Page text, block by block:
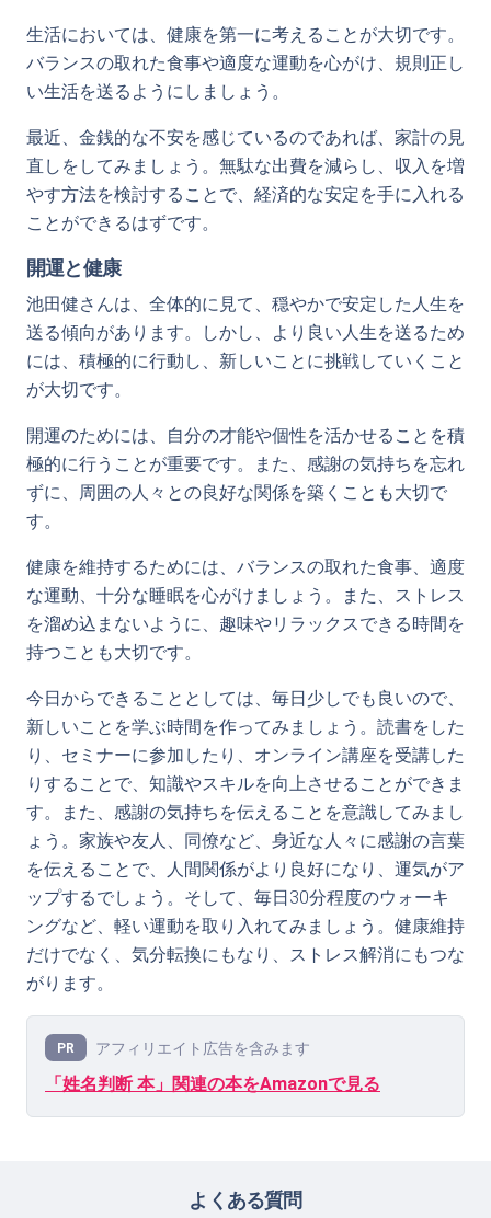
生活においては、健康を第一に考えることが大切です。
バランスの取れた食事や適度な運動を心がけ、規則正し
い生活を送るようにしましょう。
最近、金銭的な不安を感じているのであれば、家計の見
直しをしてみましょう。無駄な出費を減らし、収入を増
やす方法を検討することで、経済的な安定を手に入れる
ことができるはずです。
開運と健康
池田健さんは、全体的に見て、穏やかで安定した人生を
送る傾向があります。しかし、より良い人生を送るため
には、積極的に行動し、新しいことに挑戦していくこと
が大切です。
開運のためには、自分の才能や個性を活かせることを積
極的に行うことが重要です。また、感謝の気持ちを忘れ
ずに、周囲の人々との良好な関係を築くことも大切で
す。
健康を維持するためには、バランスの取れた食事、適度
な運動、十分な睡眠を心がけましょう。また、ストレス
を溜め込まないように、趣味やリラックスできる時間を
持つことも大切です。
今日からできることとしては、毎日少しでも良いので、
新しいことを学ぶ時間を作ってみましょう。読書をした
り、セミナーに参加したり、オンライン講座を受講した
りすることで、知識やスキルを向上させることができま
す。また、感謝の気持ちを伝えることを意識してみまし
ょう。家族や友人、同僚など、身近な人々に感謝の言葉
を伝えることで、人間関係がより良好になり、運気がア
ップするでしょう。そして、毎日30分程度のウォーキ
ングなど、軽い運動を取り入れてみましょう。健康維持
だけでなく、気分転換にもなり、ストレス解消にもつな
がります。
PR アフィリエイト広告を含みます
「姓名判断 本」関連の本をAmazonで見る
よくある質問